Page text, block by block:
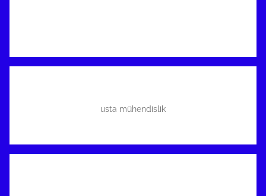
usta mühendislik